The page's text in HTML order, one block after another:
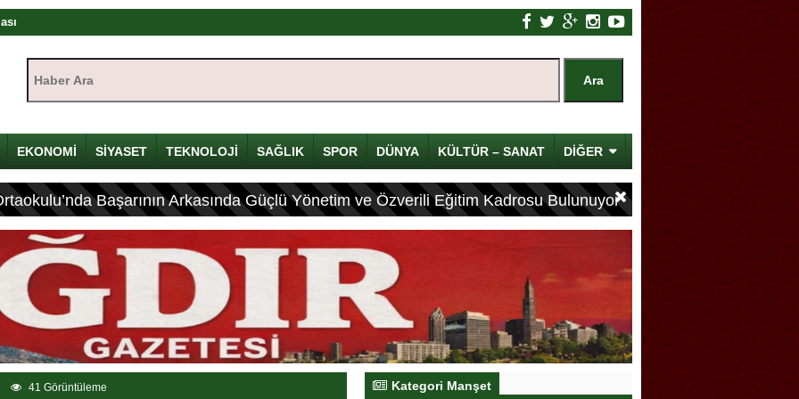
Iğdır’da başlıyor
Mirası
4 Yaralı
EKONOMİ SİYASET TEKNOLOJİ SAĞLIK SPOR DÜNYA KÜLTÜR – SANAT DİĞER
Başarının Arkasında Güçlü Yönetim ve Özverili Eğitim Kadrosu Bulunuyor
41 Görüntüleme Kategori Manşet